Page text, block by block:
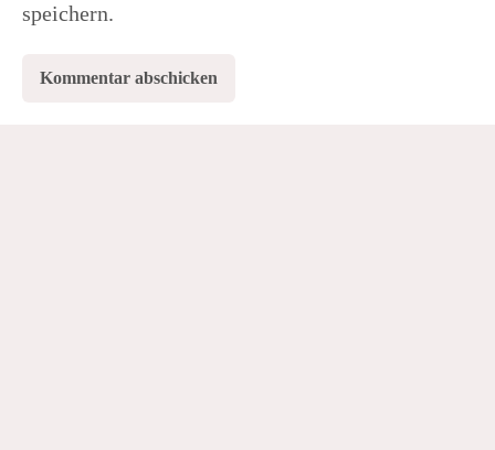
speichern.